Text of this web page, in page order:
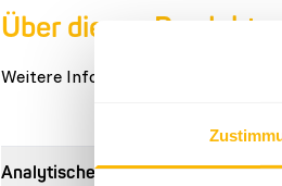
Über dieses Produkt
Weitere Informationen finden Sie
Analytische Bestandteile